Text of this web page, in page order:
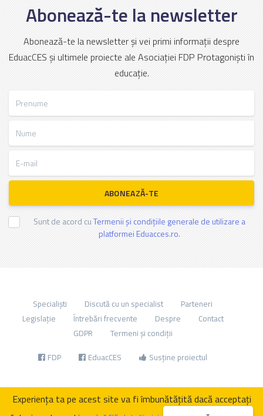
Abonează-te la newsletter
Abonează-te la newsletter și vei primi informații despre
EduacCES și ultimele proiecte ale Asociației FDP Protagoniști în
educație.
ABONEAZĂ-TE
Sunt de acord cuTermenii și condițiile generale de utilizare a
platformei Eduacces.ro.
Specialiști Discută cu un specialist
Parteneri
Legislație
Întrebări frecvente Despre
Contact
GDPR
Termeni și condiții
FDP EduacCES Susține proiectul
Experiența ta pe acest site va fi îmbunătățită dacă acceptați